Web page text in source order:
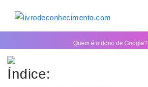
Quem é o dono de Google?
Índice: